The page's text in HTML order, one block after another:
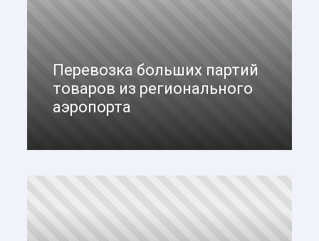
Перевозка больших партий
товаров из регионального
аэропорта